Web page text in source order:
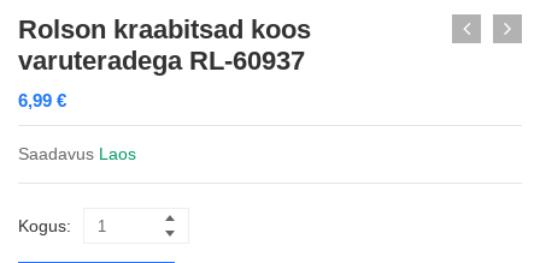
Rolson kraabitsad koos
varuteradega RL-60937
6,99 €
Saadavus Laos
Kogus: